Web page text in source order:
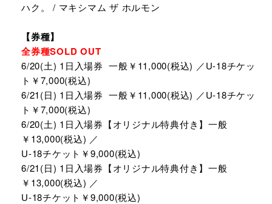
ハク。 / マキシマム ザ ホルモン
【券種】
全券種SOLD OUT
6/20(土) 1日入場券 一般￥11,000(税込) ／U-18チケッ
ト￥7,000(税込)
6/21(日) 1日入場券 一般￥11,000(税込) ／U-18チケッ
ト￥7,000(税込)
6/20(土) 1日入場券【オリジナル特典付き】一般
￥13,000(税込) ／
U-18チケット￥9,000(税込)
6/21(日) 1日入場券【オリジナル特典付き】一般
￥13,000(税込) ／
U-18チケット￥9,000(税込)